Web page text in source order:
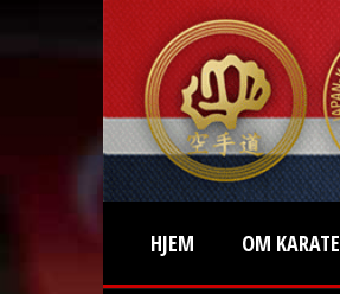
HJEM OM KARATE